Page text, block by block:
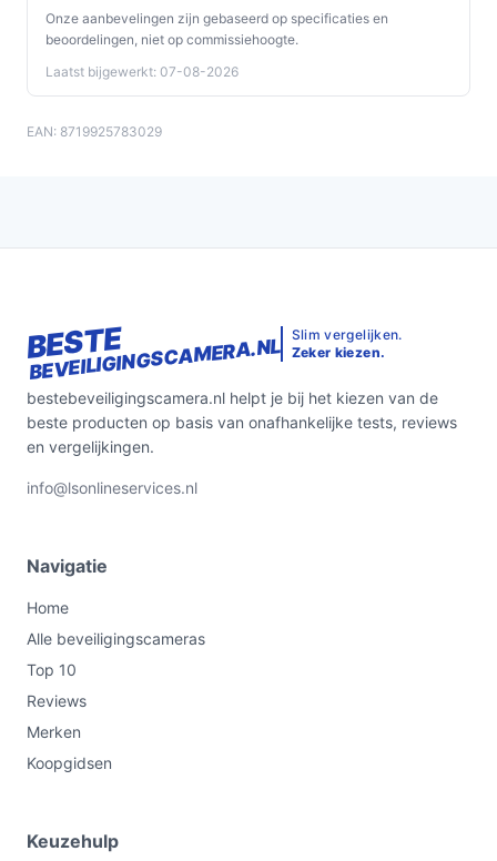
Onze aanbevelingen zijn gebaseerd op specificaties en
beoordelingen, niet op commissiehoogte.
Laatst bijgewerkt: 07-08-2026
EAN: 8719925783029
BESTE
BEVEILIGINGSCAMERA.NL Slim vergelijken.
Zeker kiezen.
bestebeveiligingscamera.nl helpt je bij het kiezen van de
beste producten op basis van onafhankelijke tests, reviews
en vergelijkingen.
info@lsonlineservices.nl
Navigatie
Home
Alle beveiligingscameras
Top 10
Reviews
Merken
Koopgidsen
Keuzehulp